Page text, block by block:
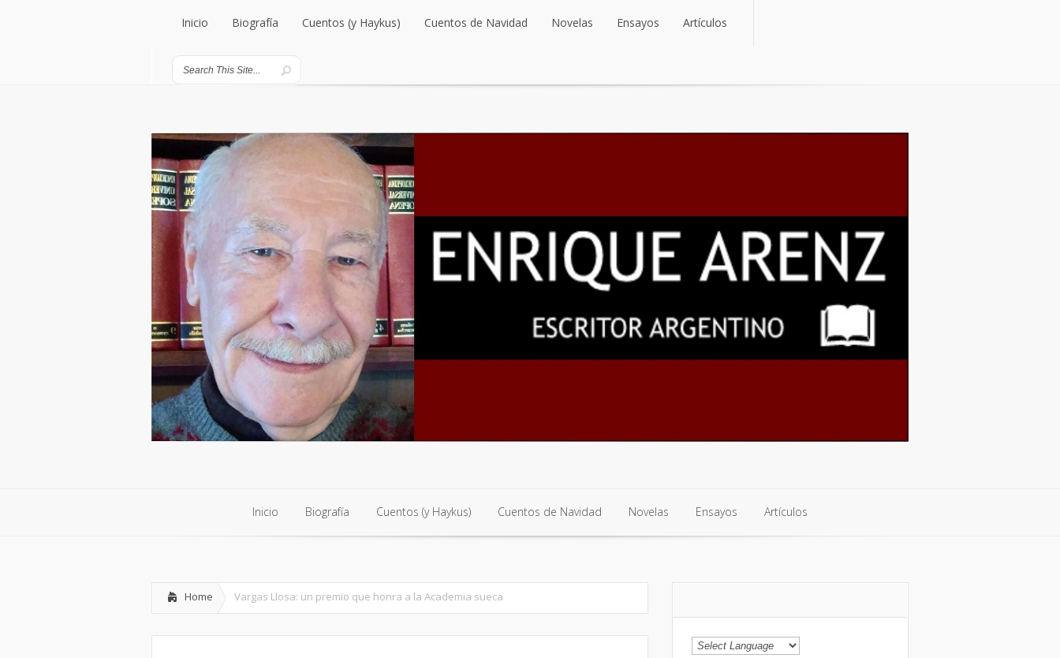
Inicio
Inicio
Biografía
Biografía
Cuentos (y Haykus) Cuentos de Navidad Novelas Ensayos Artículos
Inicio Biografía Cuentos (y Haykus) Cuentos de Navidad Novelas Ensayos Artículos
Home Vargas Llosa: un premio que honra a la Academia sueca